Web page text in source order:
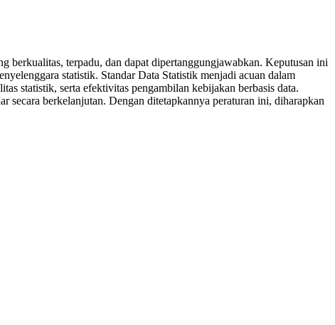
berkualitas, terpadu, dan dapat dipertanggungjawabkan. Keputusan ini
statistik. Standar Data Statistik menjadi acuan dalam
statistik, serta efektivitas pengambilan kebijakan berbasis data.
secara berkelanjutan. Dengan ditetapkannya peraturan ini, diharapkan